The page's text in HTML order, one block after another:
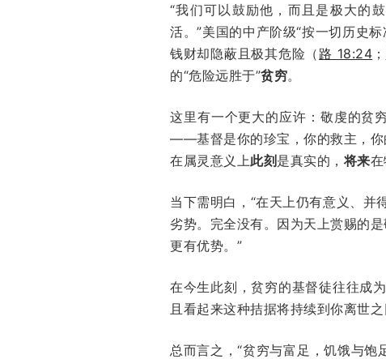
“我们可以鼓励他，而且是极大的
活。”美国的中产阶级“按一切历史
钱财却隐蔽且极其危险（ 路 18:24 ；
的“危险远胜于”贫穷。
这里有一个更大的应许：敬虔的贫
——基督是你的珍宝，你的救主，你
在属灵意义上此刻是真实的，将来
当下需明白，“在天上仍有意义、并
劣势。完全没有。因为天上赏赐的
更有优势。”
在今生此刻，贫穷的基督徒往往成
且看起来这种拮据将持续到你离世
总而言之，“贫穷与富足，饥饿与